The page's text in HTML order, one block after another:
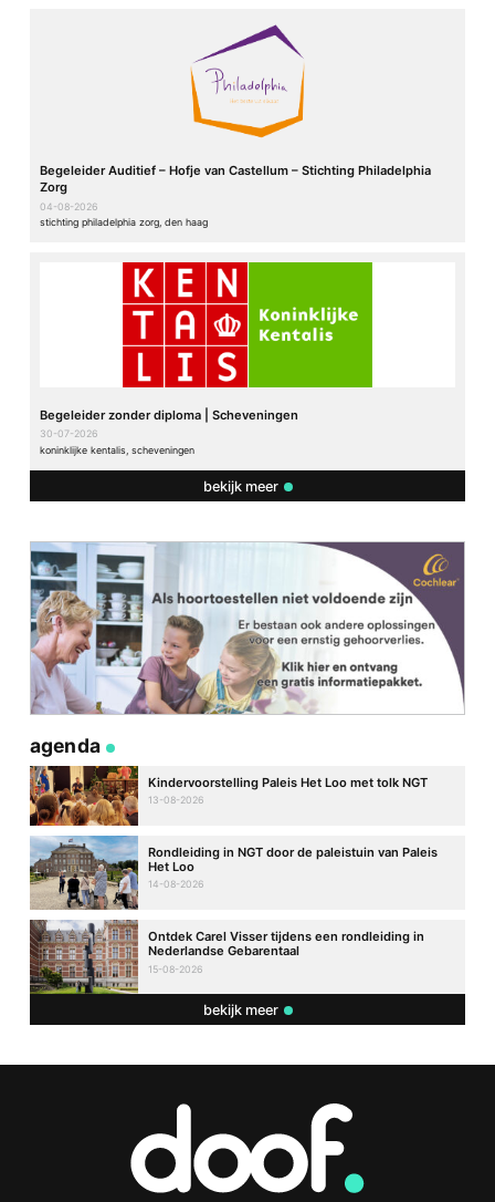
Begeleider Auditief – Hofje van Castellum – Stichting Philadelphia
Zorg
04-08-2026
stichting philadelphia zorg, den haag
Begeleider zonder diploma | Scheveningen
30-07-2026
koninklijke kentalis, scheveningen
bekijk meer
agenda
Kindervoorstelling Paleis Het Loo met tolk NGT
13-08-2026
Rondleiding in NGT door de paleistuin van Paleis
Het Loo
14-08-2026
Ontdek Carel Visser tijdens een rondleiding in
Nederlandse Gebarentaal
15-08-2026
bekijk meer